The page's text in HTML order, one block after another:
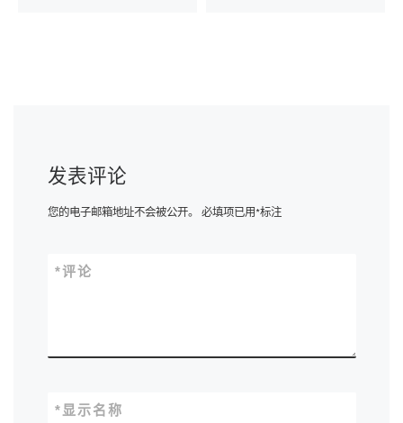
发表评论
您的电子邮箱地址不会被公开。 必填项已用*标注
评论
*
显示名称
*